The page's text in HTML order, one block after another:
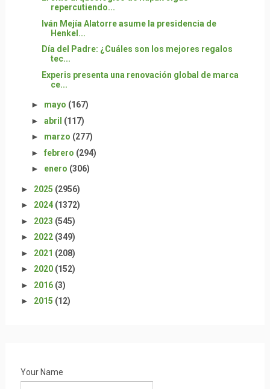
repercutiendo...
Iván Mejía Alatorre asume la presidencia de
Henkel...
Día del Padre: ¿Cuáles son los mejores regalos
tec...
Experis presenta una renovación global de marca
ce...
► mayo (167)
► abril (117)
► marzo (277)
► febrero (294)
► enero (306)
► 2025 (2956)
► 2024 (1372)
► 2023 (545)
► 2022 (349)
► 2021 (208)
► 2020 (152)
► 2016 (3)
► 2015 (12)
Your Name